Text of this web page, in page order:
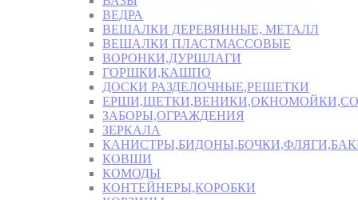
ВЕДРА
ВЕШАЛКИ ДЕРЕВЯННЫЕ, МЕТАЛЛ
ВЕШАЛКИ ПЛАСТМАССОВЫЕ
ВОРОНКИ,ДУРШЛАГИ
ГОРШКИ,КАШПО
ДОСКИ РАЗДЕЛОЧНЫЕ,РЕШЕТКИ
ЗАБОРЫ,ОГРАЖДЕНИЯ
ЗЕРКАЛА
КОВШИ
КОМОДЫ
КОНТЕЙНЕРЫ,КОРОБКИ